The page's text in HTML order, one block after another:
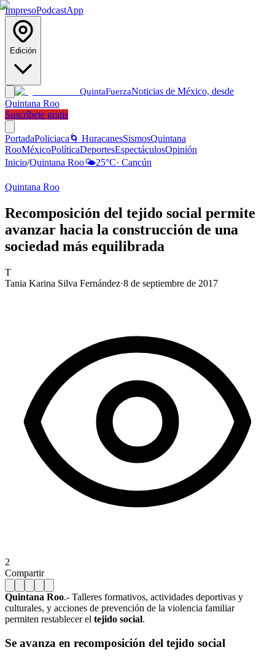
ImpresoPodcastApp
Edición
QuintaFuerzaNoticias de México, desde
Quintana Roo
Suscríbete gratis
PortadaPoliciaca 🌀 HuracanesSismosQuintana
RooMéxicoPolíticaDeportesEspectáculosOpinión
Inicio/Quintana Roo🌤️25°C· Cancún
Quintana Roo
Recomposición del tejido social permite
avanzar hacia la construcción de una
sociedad más equilibrada
T
Tania Karina Silva Fernández·8 de septiembre de 2017
2
Compartir
Quintana Roo.- Talleres formativos, actividades deportivas y
culturales, y acciones de prevención de la violencia familiar
permiten restablecer el tejido social.
Se avanza en recomposición del tejido social